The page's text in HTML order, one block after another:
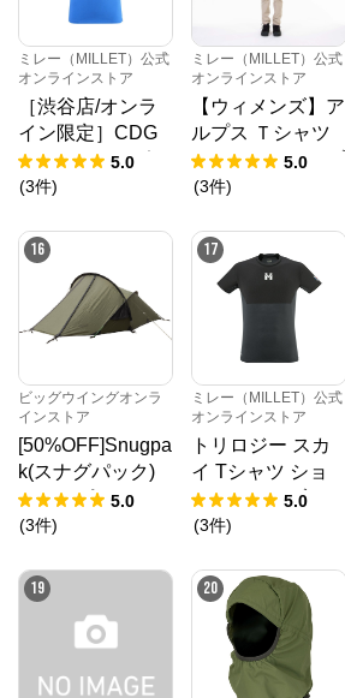
ミレー（MILLET）公式
オンラインストア
［渋谷店/オンラ
イン限定］CDG
シャモニーポケ
ット ショートス
5.0
(3件)
ミレー（MILLET）公式
オンラインストア
【ウィメンズ】ア
ルプス Ｔシャツ
ショートスリーブ
5.0
(3件)
16
ビッグウイングオンラ
インストア
[50%OFF]Snugpa
k(スナグパック)
スコーピオン2
5.0
(3件)
17
ミレー（MILLET）公式
オンラインストア
トリロジー スカ
イ Tシャツ ショ
ートスリーブ
5.0
(3件)
19 20